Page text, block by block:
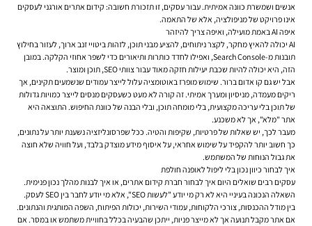
אנשים ושמשרת כוונה אמיתית. עבור עסקים, זו תזכורת חשובה: קידום אתרים אורגני לעסקים
אינו פרויקט של מניפולציה, אלא של התאמה.
איפה AI באמת מועילה, ואיפה צריך להיזהר
AI יכולה להאיץ מחקר, לקצר ניתוחים, להציע מבני תוכן, לזהות ביטויי זנב ארוך, לעזור בחילוץ
תובנות מ-Search Console, ואפילו לחדד כותרות ותיאורים כדי לשפר אחוזי הקלקה. במובן
הזה, היא יכולה להיות שכבת יעילות חזקה מאוד עבור צוותי SEO, תוכן ומוצר.
אבל יש גם קו אדום ברור. שימוש מופרז באוטומציה עלול לייצר עמודים שנשמעים תקינים, אך
ריקים מעמדה, מניסיון ומערך אמיתי. זה קורה לא מעט כשעסקים מנסים לייצר כמויות גדולות
של תוכן בלי עריכה מקצועית, בלי מומחה תוכן, ובלי הבנה של כוונת החיפוש. התוצאה היא
אתר "מלא", אך לא משכנע.
מעבר לכך, יש שאלות של פרטיות, שקיפות והטיה. ככל שפרסונליזציה נשענת יותר על נתונים,
כך חשוב יותר להקפיד על שימוש אחראי, על איסוף מידע מוצדק בלבד, ועל חוויה שלא חוצה
את גבול הנוחות של המשתמש.
איך לבחור כיוון נכון בלי ליפול לאופנה חולפת
עסקים רבים שואלים היום איך לבחור חברת קידום אתרים, או איך לבנות מהלך נכון פנימית.
השאלה הנכונה בעיניי היא לא רק מי יודע "לעשות SEO", אלא מי יודע לחבר בין SEO לעסק.
בין מודל ההכנסות, צורכי הלקוחות, עמודי השירות, יכולות הפיתוח, השפה המותגית והנתונים.
אם אתר מקבל תנועה אך לא מייצר פניות, ייתכן שהבעיה בכלל בחוויית משתמש או במסר. אם